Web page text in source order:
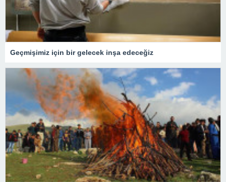
Geçmişimiz için bir gelecek inşa edeceğiz